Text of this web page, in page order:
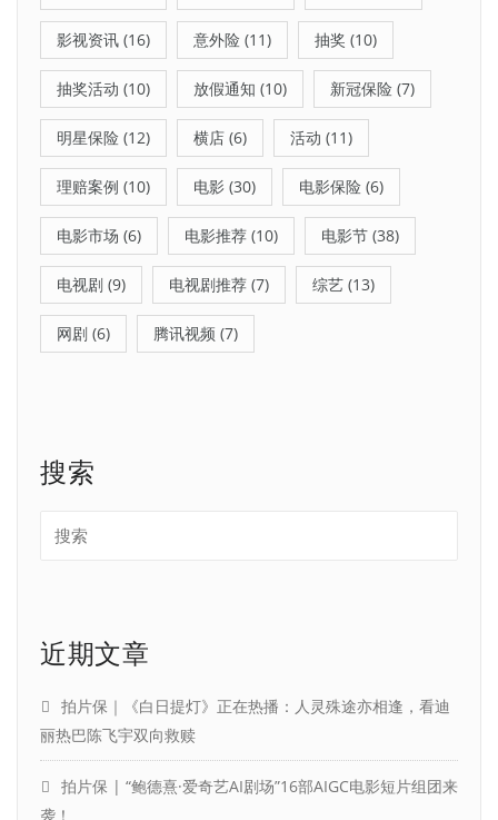
影视资讯 (16) 意外险 (11) 抽奖 (10)
抽奖活动 (10) 放假通知 (10) 新冠保险 (7)
明星保险 (12) 横店 (6) 活动 (11)
理赔案例 (10) 电影 (30) 电影保险 (6)
电影市场 (6) 电影推荐 (10) 电影节 (38)
电视剧 (9) 电视剧推荐 (7) 综艺 (13)
网剧 (6) 腾讯视频 (7)
搜索
近期文章
拍片保｜《白日提灯》正在热播：人灵殊途亦相逢，看迪
丽热巴陈飞宇双向救赎
拍片保 | “鲍德熹·爱奇艺AI剧场”16部AIGC电影短片组团来
袭！